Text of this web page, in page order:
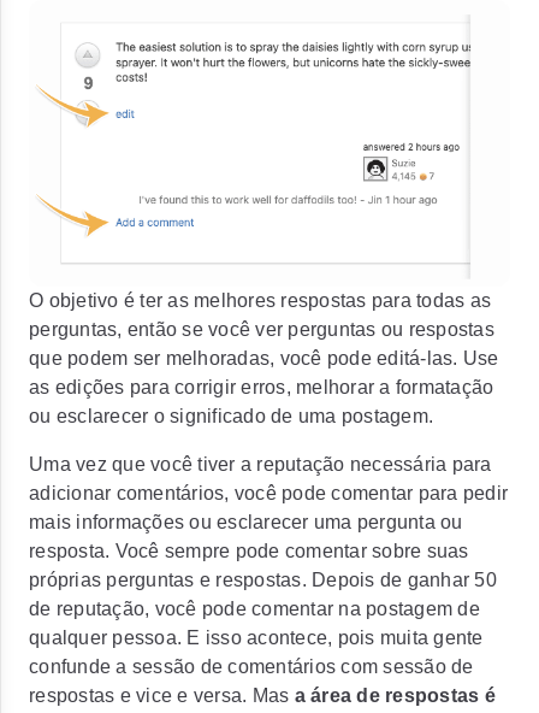
O objetivo é ter as melhores respostas para todas as
perguntas, então se você ver perguntas ou respostas
que podem ser melhoradas, você pode editá-las. Use
as edições para corrigir erros, melhorar a formatação
ou esclarecer o significado de uma postagem.
Uma vez que você tiver a reputação necessária para
adicionar comentários, você pode comentar para pedir
mais informações ou esclarecer uma pergunta ou
resposta. Você sempre pode comentar sobre suas
próprias perguntas e respostas. Depois de ganhar 50
de reputação, você pode comentar na postagem de
qualquer pessoa. E isso acontece, pois muita gente
confunde a sessão de comentários com sessão de
respostas e vice e versa. Mas a área de respostas é